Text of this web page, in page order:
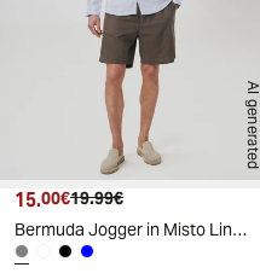
AI generated
Prezzo attuale
15.00€ Prezzo originale
19.99€
Bermuda Jogger in Misto Lino con Tasca - Grigio fango